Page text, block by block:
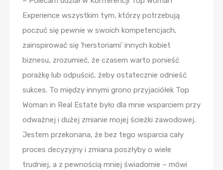
Experience wszystkim tym, którzy potrzebują
poczuć się pewnie w swoich kompetencjach,
zainspirować się 'herstoriami’ innych kobiet
biznesu, zrozumieć, że czasem warto ponieść
porażkę lub odpuścić, żeby ostatecznie odnieść
sukces. To między innymi grono przyjaciółek Top
Woman in Real Estate było dla mnie wsparciem przy
odważnej i dużej zmianie mojej ścieżki zawodowej.
Jestem przekonana, że bez tego wsparcia cały
proces decyzyjny i zmiana poszłyby o wiele
trudniej, a z pewnością mniej świadomie – mówi